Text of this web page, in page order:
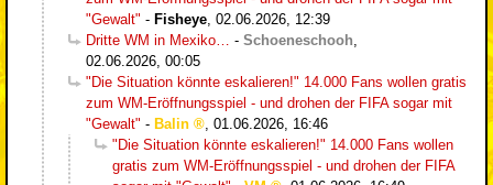
"Gewalt" - Fisheye, 02.06.2026, 12:39
Dritte WM in Mexiko… - Schoeneschooh,
02.06.2026, 00:05
"Die Situation könnte eskalieren!" 14.000 Fans wollen gratis
zum WM-Eröffnungsspiel - und drohen der FIFA sogar mit
"Gewalt" - Balin , 01.06.2026, 16:46
"Die Situation könnte eskalieren!" 14.000 Fans wollen
gratis zum WM-Eröffnungsspiel - und drohen der FIFA